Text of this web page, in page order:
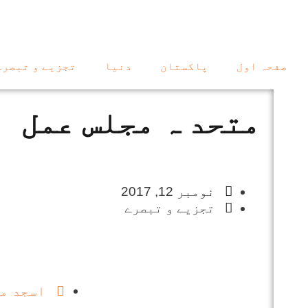
صفحہ اول پاکستان دنیا تجزیے و
متحد ہ مجلس عمل
نومبر 12, 2017
تجزیے و تبصرے
اسجد